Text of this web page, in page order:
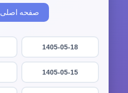
صفحه اصلی
1405-05-18
1405-05-15